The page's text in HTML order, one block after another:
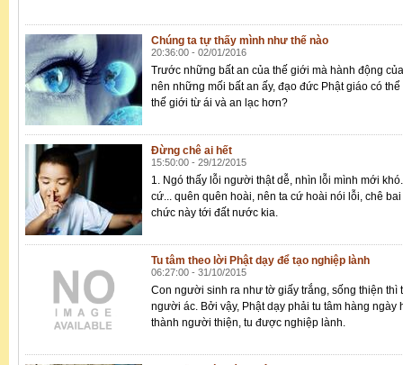
Chúng ta tự thấy mình như thế nào
20:36:00 - 02/01/2016
Trước những bất an của thế giới mà hành động
nên những mối bất an ấy, đạo đức Phật giáo có
thế giới từ ái và an lạc hơn?
Đừng chê ai hết
15:50:00 - 29/12/2015
1. Ngó thấy lỗi người thật dễ, nhìn lỗi mình mới
cứ... quên quên hoài, nên ta cứ hoài nói lỗi, chê
chức này tới đất nước kia.
Tu tâm theo lời Phật dạy để tạo nghiệp lành
06:27:00 - 31/10/2015
Con người sinh ra như tờ giấy trắng, sống thiện
người ác. Bởi vậy, Phật dạy phải tu tâm hàng
thành người thiện, tu được nghiệp lành.